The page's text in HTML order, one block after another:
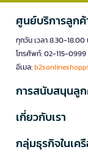
ศูนย์บริการลูกค้
ทุกวัน เวลา 8.30-18.00
โทรศัพท์: 02-115-0999
อีเมล:
การสนับสนุนลู
เกี่ยวกับเรา
กลุ่มธุรกิจในเค